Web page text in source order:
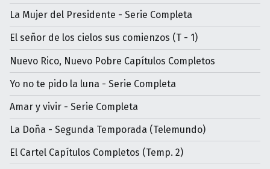
La Mujer del Presidente - Serie Completa
El señor de los cielos sus comienzos (T - 1)
Nuevo Rico, Nuevo Pobre Capítulos Completos
Yo no te pido la luna - Serie Completa
Amar y vivir - Serie Completa
La Doña - Segunda Temporada (Telemundo)
El Cartel Capítulos Completos (Temp. 2)